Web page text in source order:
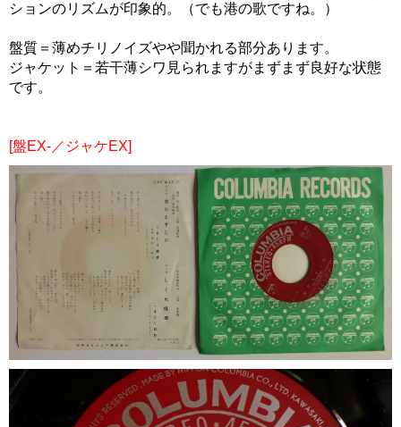
ションのリズムが印象的。（でも港の歌ですね。）
盤質＝薄めチリノイズやや聞かれる部分あります。
ジャケット＝若干薄シワ見られますがまずまず良好な状態
です。
[盤EX-／ジャケEX]